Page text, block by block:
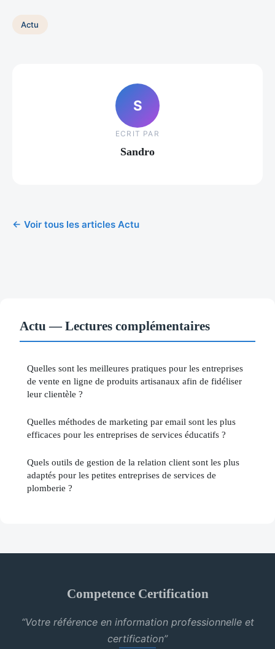
Actu
S
ECRIT PAR
Sandro
← Voir tous les articles Actu
Actu — Lectures complémentaires
Quelles sont les meilleures pratiques pour les entreprises
de vente en ligne de produits artisanaux afin de fidéliser
leur clientèle ?
Quelles méthodes de marketing par email sont les plus
efficaces pour les entreprises de services éducatifs ?
Quels outils de gestion de la relation client sont les plus
adaptés pour les petites entreprises de services de
plomberie ?
Competence Certification
“Votre référence en information professionnelle et
certification”